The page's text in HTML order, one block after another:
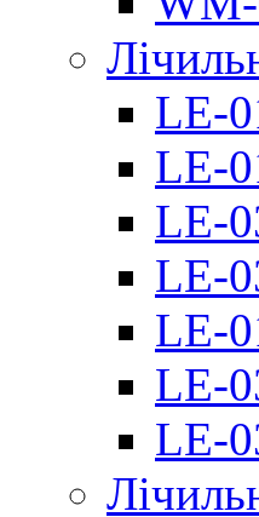
LE-
LE-
LE-
LE-
LE-
LE-
LE-